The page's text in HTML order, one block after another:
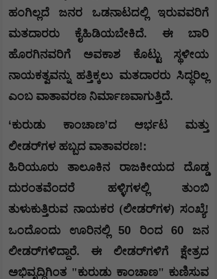
ಹಂಗಿಲ್ಲದೆ ಜನರ ಒಡನಾಟದಲ್ಲಿ ಇರುವವರಿಗೆ
ಮತದಾರರು ಕೈಹಿಡಿಯಬೇಕಿದೆ. ಈ ಬಾರಿ
ಹೊರಗಿನವರಿಗೆ ಅವಕಾಶ ಕೊಟ್ಟು ಸ್ಥಳೀಯ
ನಾಯಕತ್ವವನ್ನು ಹತ್ತಿಕ್ಕಲು ಮತದಾರರು ಸಿದ್ಧರಿಲ್ಲ
ಎಂಬ ವಾತಾವರಣ ನಿರ್ಮಾಣವಾಗುತ್ತಿದೆ.
​‘ಕುರುಡು ಕಾಂಚಾಣ’ದ ಆರ್ಭಟ ಮತ್ತು
ಲೀಡರ್‌ಗಳ ಹಬ್ಬದ ವಾತಾವರಣ!:
​ಹಿರಿಯೂರು ತಾಲೂಕಿನ ರಾಜಕೀಯದ ದೊಡ್ಡ
ದುರಂತವೆಂದರೆ ಹಳ್ಳಿಗಳಲ್ಲಿ ತುಂಬಿ
ತುಳುಕುತ್ತಿರುವ ನಾಯಕರ (ಲೀಡರ್‌ಗಳ) ಸಂಖ್ಯೆ!
ಒಂದೊಂದು ಊರಿನಲ್ಲಿ 50 ರಿಂದ 60 ಜನ
ಲೀಡರ್‌ಗಳಿದ್ದಾರೆ. ಈ ಲೀಡರ್‌ಗಳಿಗೆ ಕ್ಷೇತ್ರದ
ಅಭಿವೃದ್ಧಿಗಿಂತ "ಕುರುಡು ಕಾಂಚಾಣ" ಕುಣಿಸುವ